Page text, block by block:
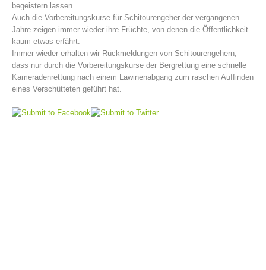
begeistern lassen.
Auch die Vorbereitungskurse für Schitourengeher der vergangenen
Jahre zeigen immer wieder ihre Früchte, von denen die Öffentlichkeit
kaum etwas erfährt.
Immer wieder erhalten wir Rückmeldungen von Schitourengehern,
dass nur durch die Vorbereitungskurse der Bergrettung eine schnelle
Kameradenrettung nach einem Lawinenabgang zum raschen Auffinden
eines Verschütteten geführt hat.